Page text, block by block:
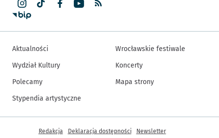
Aktualności
Wydział Kultury
Polecamy
Stypendia artystyczne
Wrocławskie festiwale
Koncerty
Mapa strony
Inne informacje
Redakcja Deklaracja dostępności Newsletter